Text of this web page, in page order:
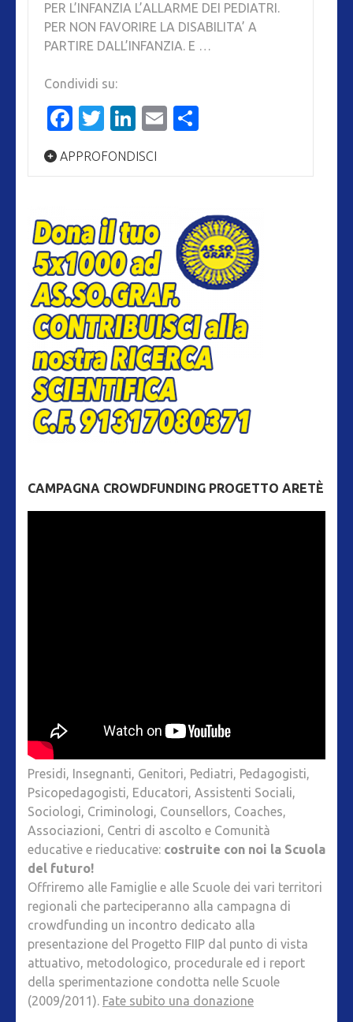
PER L’INFANZIA L’ALLARME DEI PEDIATRI.
PER NON FAVORIRE LA DISABILITA’ A
PARTIRE DALL’INFANZIA. E …
Condividi su:
Facebook
Twitter
LinkedIn
Email
APPROFONDISCI
CAMPAGNA CROWDFUNDING PROGETTO ARETÈ
Presidi, Insegnanti, Genitori, Pediatri, Pedagogisti,
Psicopedagogisti, Educatori, Assistenti Sociali,
Sociologi, Criminologi, Counsellors, Coaches,
Associazioni, Centri di ascolto e Comunità
educative e rieducative: costruite con noi la Scuola
del futuro!
Offriremo alle Famiglie e alle Scuole dei vari territori
regionali che parteciperanno alla campagna di
crowdfunding un incontro dedicato alla
presentazione del Progetto FIIP dal punto di vista
attuativo, metodologico, procedurale ed i report
della sperimentazione condotta nelle Scuole
(2009/2011). Fate subito una donazione